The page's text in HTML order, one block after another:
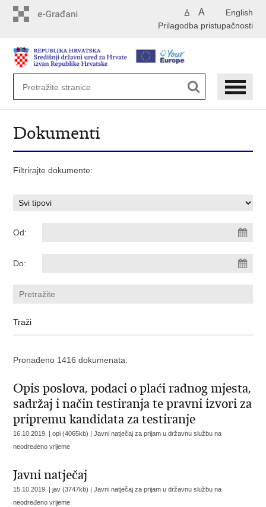
English
A A
Prilagodba pristupačnosti
Dokumenti
Filtrirajte dokumente:
Od:
Do:
Pronađeno 1416 dokumenata.
Opis poslova, podaci o plaći radnog mjesta,
sadržaj i način testiranja te pravni izvori za
pripremu kandidata za testiranje
16.10.2019. | opi (4065kb) |Javni natječaj za prijam u državnu službu na
neodređeno vrijeme
Javni natječaj
15.10.2019. | jav (3747kb) |Javni natječaj za prijam u državnu službu na
neodređeno vrijeme